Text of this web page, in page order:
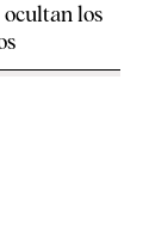
los